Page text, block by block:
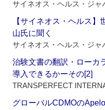
サイネオス・ヘルス・ジャ
【サイネオス・ヘルス
山氏に聞く
サイネオス・ヘルス・ジャ
治験文書の翻訳・ローカ
導入できるかーその[2]
TRANSPERFECT
グローバルCDMOの